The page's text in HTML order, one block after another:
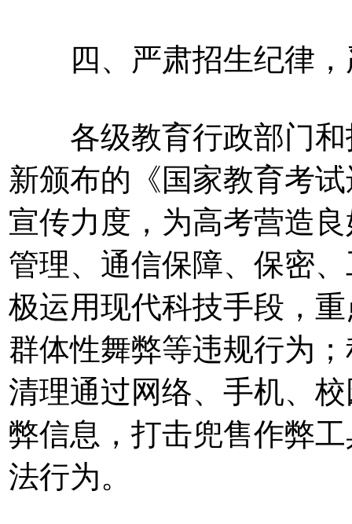
四、严肃招生纪律，
各级教育行政部门和
新颁布的《国家教育考
宣传力度，为高考营造
管理、通信保障、保密
极运用现代科技手段，
群体性舞弊等违规行为
清理通过网络、手机、
弊信息，打击兜售作弊
法行为。